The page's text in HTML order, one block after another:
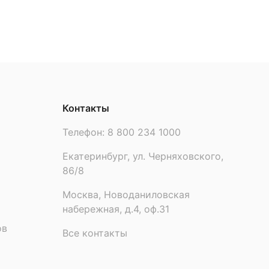
Контакты
Телефон: 8 800 234 1000
Екатеринбург, ул. Черняховского,
86/8
Москва, Новоданиловская
набережная, д.4, оф.31
Все контакты